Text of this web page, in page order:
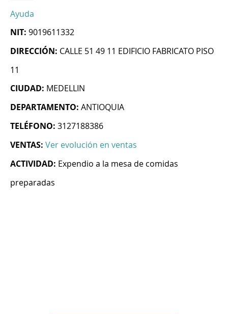
Ayuda
NIT: 9019611332
DIRECCIÓN: CALLE 51 49 11 EDIFICIO FABRICATO PISO
11
CIUDAD: MEDELLIN
DEPARTAMENTO: ANTIOQUIA
TELÉFONO: 3127188386
VENTAS: Ver evolución en ventas
ACTIVIDAD: Expendio a la mesa de comidas
preparadas